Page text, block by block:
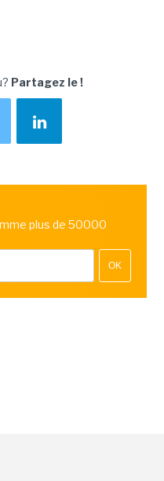
Partagez le !
plus de 50000
OK